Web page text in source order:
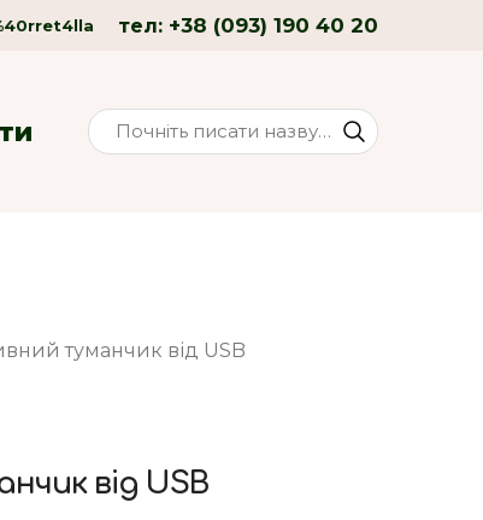
тел: +38 (093) 190 40 20
туманчик від USB
від USB